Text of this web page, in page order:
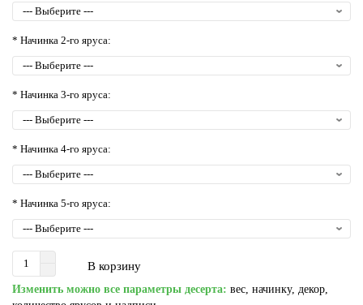
* Начинка 2-го яруса:
* Начинка 3-го яруса:
* Начинка 4-го яруса:
* Начинка 5-го яруса:
В корзину
Изменить можно все параметры десерта: вес, начинку, декор,